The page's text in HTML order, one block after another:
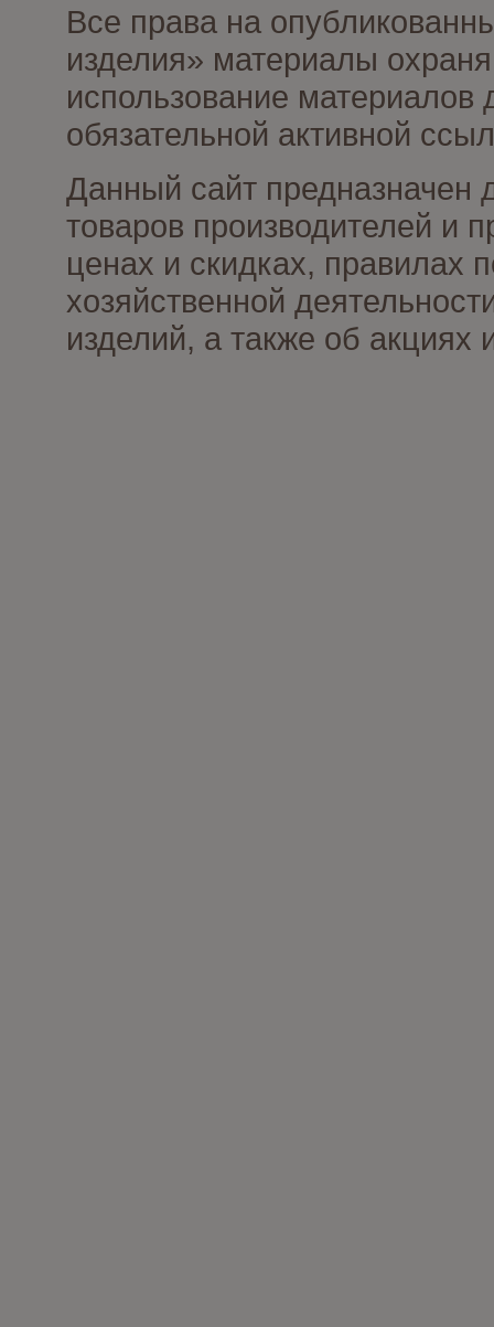
Все права на
изделия» материалы
использование материалов
обязательной активной
Данный сайт предназначен
товаров производителей и
ценах и скидках, правилах
хозяйственной
изделий, а также об